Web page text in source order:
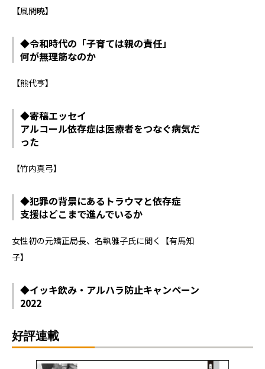
【風間暁】
◆令和時代の「子育ては親の責任」
何が無理筋なのか
【熊代亨】
◆寄稿エッセイ
アルコール依存症は医療者をつなぐ病気だ
った
【竹内真弓】
◆犯罪の背景にあるトラウマと依存症
支援はどこまで進んでいるか
女性初の元矯正局長、名執雅子氏に聞く【有馬知
子】
◆イッキ飲み・アルハラ防止キャンペーン
2022
好評連載